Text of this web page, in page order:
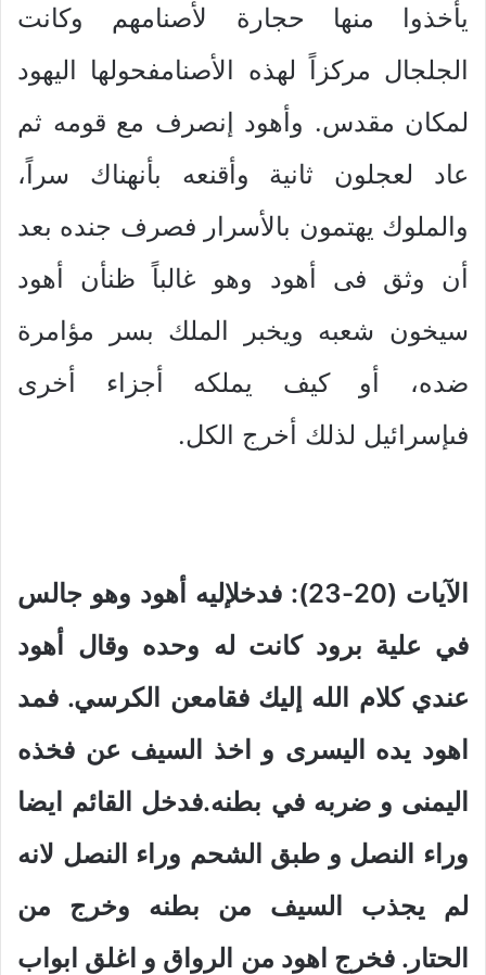
يأخذوا منها حجارة لأصنامهم وكانت
الجلجال مركزاً لهذه الأصنامفحولها اليهود
لمكان مقدس. وأهود إنصرف مع قومه ثم
عاد لعجلون ثانية وأقنعه بأنهناك سراً،
والملوك يهتمون بالأسرار فصرف جنده بعد
أن وثق فى أهود وهو غالباً ظنأن أهود
سيخون شعبه ويخبر الملك بسر مؤامرة
ضده، أو كيف يملكه أجزاء أخرى
فىإسرائيل لذلك أخرج الكل.
الآيات (20-23): فدخلإليه أهود وهو جالس
في علية برود كانت له وحده وقال أهود
عندي كلام الله إليك فقامعن الكرسي. فمد
اهود يده اليسرى و اخذ السيف عن فخذه
اليمنى و ضربه في بطنه.فدخل القائم ايضا
وراء النصل و طبق الشحم وراء النصل لانه
لم يجذب السيف من بطنه وخرج من
الحتار. فخرج اهود من الرواق و اغلق ابواب